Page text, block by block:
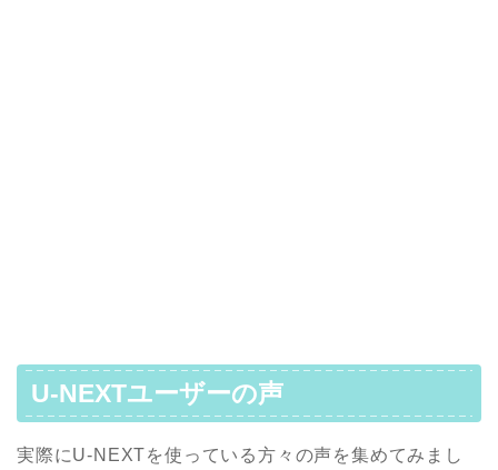
U-NEXTユーザーの声
実際にU-NEXTを使っている方々の声を集めてみまし